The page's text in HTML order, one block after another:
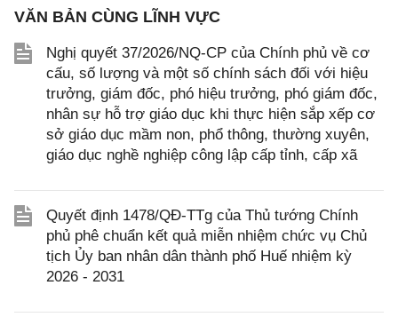
VĂN BẢN CÙNG LĨNH VỰC
Nghị quyết 37/2026/NQ-CP của Chính phủ về cơ
cấu, số lượng và một số chính sách đối với hiệu
trưởng, giám đốc, phó hiệu trưởng, phó giám đốc,
nhân sự hỗ trợ giáo dục khi thực hiện sắp xếp cơ
sở giáo dục mầm non, phổ thông, thường xuyên,
giáo dục nghề nghiệp công lập cấp tỉnh, cấp xã
Quyết định 1478/QĐ-TTg của Thủ tướng Chính
phủ phê chuẩn kết quả miễn nhiệm chức vụ Chủ
tịch Ủy ban nhân dân thành phố Huế nhiệm kỳ
2026 - 2031